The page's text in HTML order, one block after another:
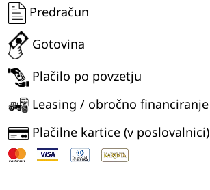
CP
/
ST
količina
Predračun
Gotovina
Plačilo po povzetju
Leasing / obročno financiranje
Plačilne kartice (v poslovalnici)